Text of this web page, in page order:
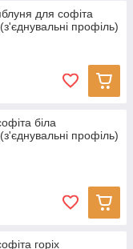
для софіта
профіль)
біла
профіль)
горіх